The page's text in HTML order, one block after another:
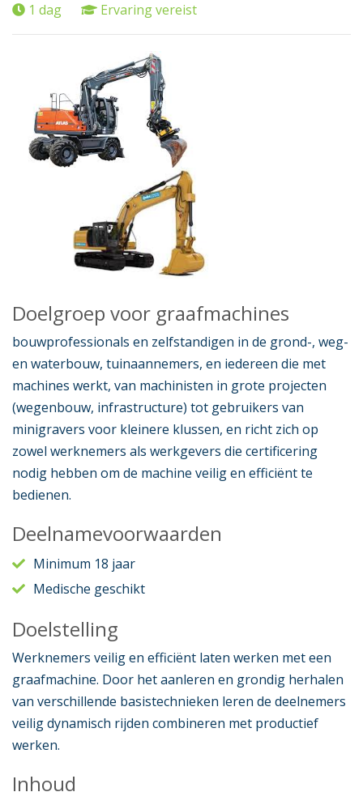
1 dag Ervaring vereist
Doelgroep voor graafmachines
bouwprofessionals en zelfstandigen in de grond-, weg-
en waterbouw, tuinaannemers, en iedereen die met
machines werkt, van machinisten in grote projecten
(wegenbouw, infrastructure) tot gebruikers van
minigravers voor kleinere klussen, en richt zich op
zowel werknemers als werkgevers die certificering
nodig hebben om de machine veilig en efficiënt te
bedienen.
Deelnamevoorwaarden
Minimum 18 jaar
Medische geschikt
Doelstelling
Werknemers veilig en efficiënt laten werken met een
graafmachine. Door het aanleren en grondig herhalen
van verschillende basistechnieken leren de deelnemers
veilig dynamisch rijden combineren met productief
werken.
Inhoud